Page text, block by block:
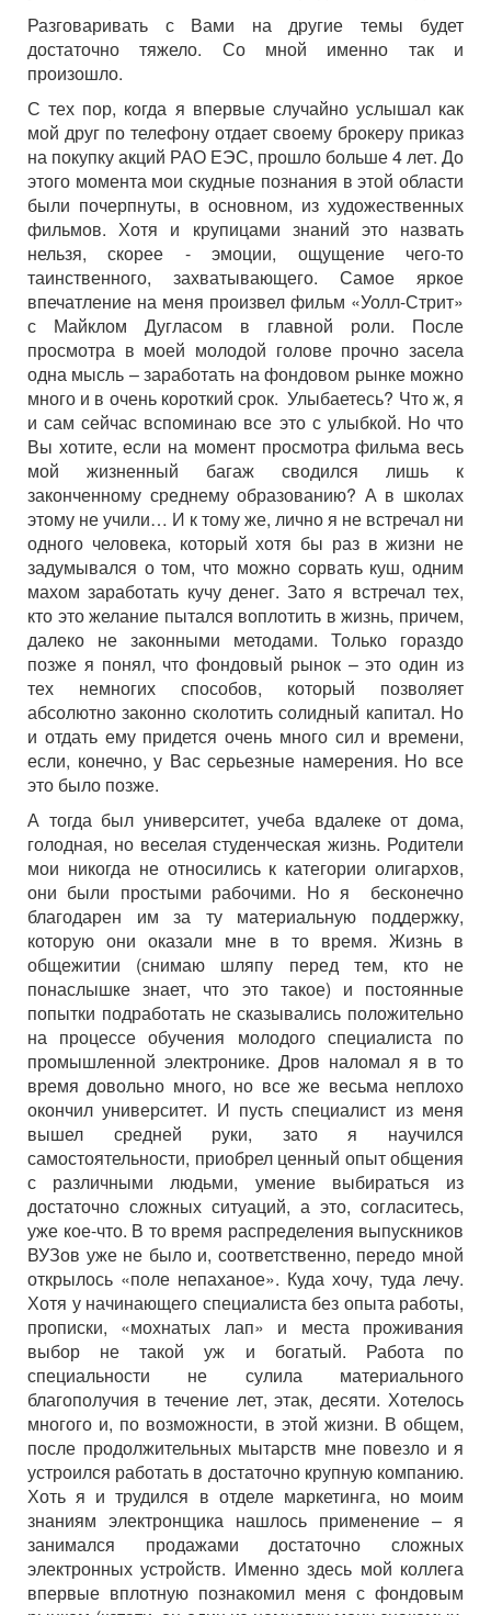
Разговаривать с Вами на другие темы будет
достаточно тяжело. Со мной именно так и
произошло.
С тех пор, когда я впервые случайно услышал как
мой друг по телефону отдает своему брокеру приказ
на покупку акций РАО ЕЭС, прошло больше 4 лет. До
этого момента мои скудные познания в этой области
были почерпнуты, в основном, из художественных
фильмов. Хотя и крупицами знаний это назвать
нельзя, скорее - эмоции, ощущение чего-то
таинственного, захватывающего. Самое яркое
впечатление на меня произвел фильм «Уолл-Стрит»
с Майклом Дугласом в главной роли. После
просмотра в моей молодой голове прочно засела
одна мысль – заработать на фондовом рынке можно
много и в очень короткий срок. Улыбаетесь? Что ж, я
и сам сейчас вспоминаю все это с улыбкой. Но что
Вы хотите, если на момент просмотра фильма весь
мой жизненный багаж сводился лишь к
законченному среднему образованию? А в школах
этому не учили… И к тому же, лично я не встречал ни
одного человека, который хотя бы раз в жизни не
задумывался о том, что можно сорвать куш, одним
махом заработать кучу денег. Зато я встречал тех,
кто это желание пытался воплотить в жизнь, причем,
далеко не законными методами. Только гораздо
позже я понял, что фондовый рынок – это один из
тех немногих способов, который позволяет
абсолютно законно сколотить солидный капитал. Но
и отдать ему придется очень много сил и времени,
если, конечно, у Вас серьезные намерения. Но все
это было позже.
А тогда был университет, учеба вдалеке от дома,
голодная, но веселая студенческая жизнь. Родители
мои никогда не относились к категории олигархов,
они были простыми рабочими. Но я бесконечно
благодарен им за ту материальную поддержку,
которую они оказали мне в то время. Жизнь в
общежитии (снимаю шляпу перед тем, кто не
понаслышке знает, что это такое) и постоянные
попытки подработать не сказывались положительно
на процессе обучения молодого специалиста по
промышленной электронике. Дров наломал я в то
время довольно много, но все же весьма неплохо
окончил университет. И пусть специалист из меня
вышел средней руки, зато я научился
самостоятельности, приобрел ценный опыт общения
с различными людьми, умение выбираться из
достаточно сложных ситуаций, а это, согласитесь,
уже кое-что. В то время распределения выпускников
ВУЗов уже не было и, соответственно, передо мной
открылось «поле непаханое». Куда хочу, туда лечу.
Хотя у начинающего специалиста без опыта работы,
прописки, «мохнатых лап» и места проживания
выбор не такой уж и богатый. Работа по
специальности не сулила материального
благополучия в течение лет, этак, десяти. Хотелось
многого и, по возможности, в этой жизни. В общем,
после продолжительных мытарств мне повезло и я
устроился работать в достаточно крупную компанию.
Хоть я и трудился в отделе маркетинга, но моим
знаниям электронщика нашлось применение – я
занимался продажами достаточно сложных
электронных устройств. Именно здесь мой коллега
впервые вплотную познакомил меня с фондовым